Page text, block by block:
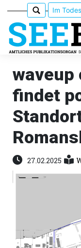
Epaper
Veranstaltungen
Erlebnisführer
App
Romanshorn:
Im
waveup
findet
27.02.2025